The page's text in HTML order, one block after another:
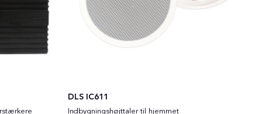
DLS IC611
Indbygningshøjttaler til hjemmet